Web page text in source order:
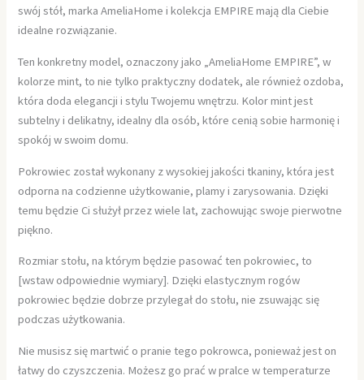
swój stół, marka AmeliaHome i kolekcja EMPIRE mają dla Ciebie
idealne rozwiązanie.
Ten konkretny model, oznaczony jako „AmeliaHome EMPIRE”, w
kolorze mint, to nie tylko praktyczny dodatek, ale również ozdoba,
która doda elegancji i stylu Twojemu wnętrzu. Kolor mint jest
subtelny i delikatny, idealny dla osób, które cenią sobie harmonię i
spokój w swoim domu.
Pokrowiec został wykonany z wysokiej jakości tkaniny, która jest
odporna na codzienne użytkowanie, plamy i zarysowania. Dzięki
temu będzie Ci służył przez wiele lat, zachowując swoje pierwotne
piękno.
Rozmiar stołu, na którym będzie pasować ten pokrowiec, to
[wstaw odpowiednie wymiary]. Dzięki elastycznym rogów
pokrowiec będzie dobrze przylegał do stołu, nie zsuwając się
podczas użytkowania.
Nie musisz się martwić o pranie tego pokrowca, ponieważ jest on
łatwy do czyszczenia. Możesz go prać w pralce w temperaturze